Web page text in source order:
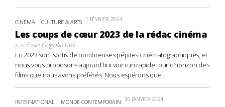
CINÉMA CULTURE & ARTS 1 FÉVRIER 2024
Les coups de cœur 2023 de la rédac cinéma
parEvan Gogolachvili
En 2023 sont sortis de nombreuses pépites cinématographiques, et
nous vous proposons aujourd’hui voici un rapide tour d’horizon des
films que nous avons préférés. Nous espérons que...
INTERNATIONAL MONDE CONTEMPORAIN 30 JANVIER 2024